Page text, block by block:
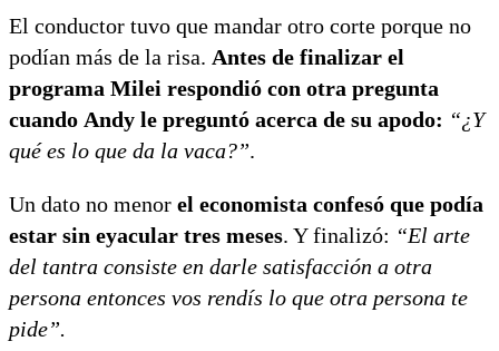
El conductor tuvo que mandar otro corte porque no
podían más de la risa. Antes de finalizar el
programa Milei respondió con otra pregunta
cuando Andy le preguntó acerca de su apodo: “¿Y
qué es lo que da la vaca?”.
Un dato no menor el economista confesó que podía
estar sin eyacular tres meses. Y finalizó: “El arte
del tantra consiste en darle satisfacción a otra
persona entonces vos rendís lo que otra persona te
pide”.